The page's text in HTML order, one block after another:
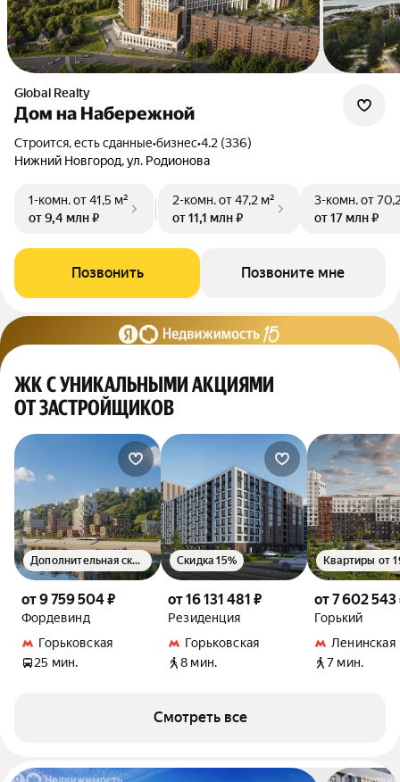
Global Realty
Дом на Набережной
Строится, есть сданные•бизнес•4.2 (336)
Нижний Новгород, ул. Родионова
1-комн.от 41,5 м²
от 9,4 млн ₽
2-комн.от 47,2 м²
от 11,1 млн ₽
3-комн.от
от 17 млн ₽
Позвонить Позвоните мне
ЖК С УНИКАЛЬНЫМИ АКЦИЯМИ
ОТ ЗАСТРОЙЩИКОВ
от 9 759 504 ₽
Фордевинд
Горьковская
25 мин.
Дополнительная скидка 1.5%
от 16 131 481 ₽
Резиденция
Горьковская
8 мин.
Скидка 15%
от 7 602 543
Горький
Ленинская
7 мин.
Смотреть все